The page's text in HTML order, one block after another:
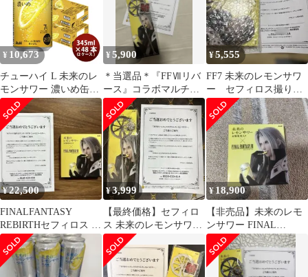
¥ 10,673
チューハイ L 未来のレ
モンサワー 濃いめ缶
345ml 345ml x 2ケース
計48本 4/28以降順次発
送致します
¥5,900
＊当選品＊『FFⅦリバ
ース』コラボマルチレ
モンマドラー 神羅 アサ
ヒビール
¥5,555
FF7 未来のレモンサワ
ー セフィロス撮りお
ろしボイス付き しゃ
べるコースター
¥ 22,500
FINALFANTASY
REBIRTHセフィロス し
ゃべるコースター非売
品
¥3,999
【最終価格】セフィロ
ス 未来のレモンサワー
FFVII マドラー 新品
¥ 18,900
【非売品】未来のレモ
ンサワー FINAL
FANTASY VII
REBIRTH